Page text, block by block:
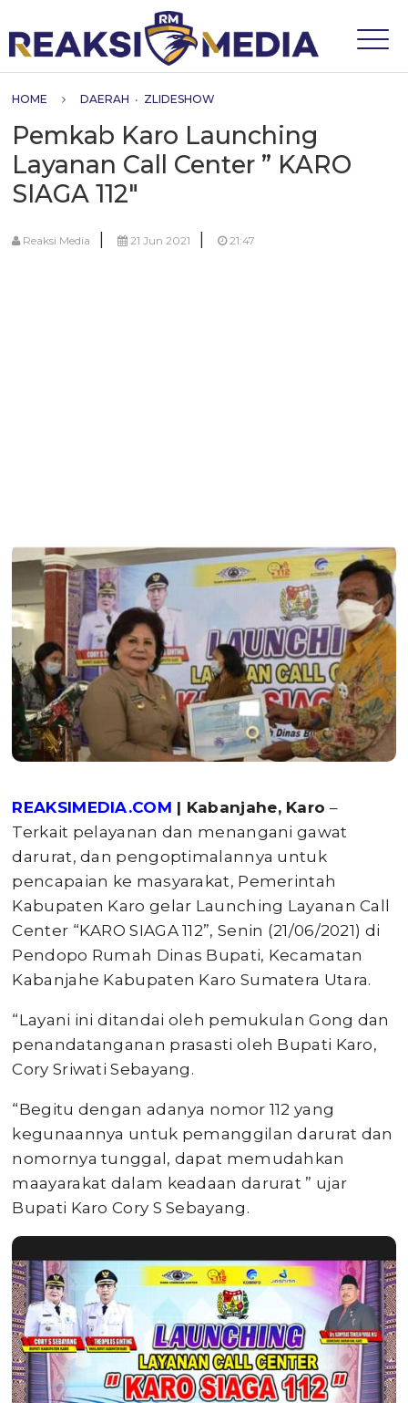
HOME DAERAH • ZLIDESHOW
Pemkab Karo Launching
Layanan Call Center ” KARO
SIAGA 112″
Reaksi Media | 21 Jun 2021 | 21:47
REAKSIMEDIA.COM | Kabanjahe, Karo –
Terkait pelayanan dan menangani gawat
darurat, dan pengoptimalannya untuk
pencapaian ke masyarakat, Pemerintah
Kabupaten Karo gelar Launching Layanan Call
Center “KARO SIAGA 112”, Senin (21/06/2021) di
Pendopo Rumah Dinas Bupati, Kecamatan
Kabanjahe Kabupaten Karo Sumatera Utara.
“Layani ini ditandai oleh pemukulan Gong dan
penandatanganan prasasti oleh Bupati Karo,
Cory Sriwati Sebayang.
“Begitu dengan adanya nomor 112 yang
kegunaannya untuk pemanggilan darurat dan
nomornya tunggal, dapat memudahkan
maayarakat dalam keadaan darurat ” ujar
Bupati Karo Cory S Sebayang.